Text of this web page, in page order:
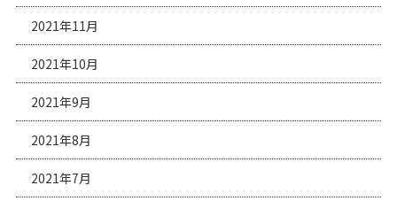
2021年11月
2021年10月
2021年9月
2021年8月
2021年7月